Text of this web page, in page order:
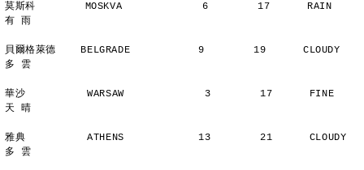
莫斯科        MOSKVA             6        17      RAIN
有 雨
貝爾格萊德    BELGRADE           9        19      CLOUDY
多 雲
華沙          WARSAW             3        17      FINE
天 晴
雅典          ATHENS            13        21      CLOUDY
多 雲